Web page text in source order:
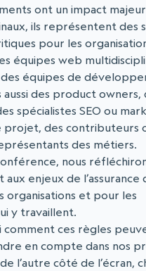
ont un impact
ils représentent des
pour les
équipes web
équipes de
aussi des product owners,
spécialistes SEO ou
projet, des contributeurs
des métiers.
nous
enjeux de l’assurance
organisations et pour les
y travaillent.
comment ces règles
en compte dans nos
l’autre côté de l’écran,